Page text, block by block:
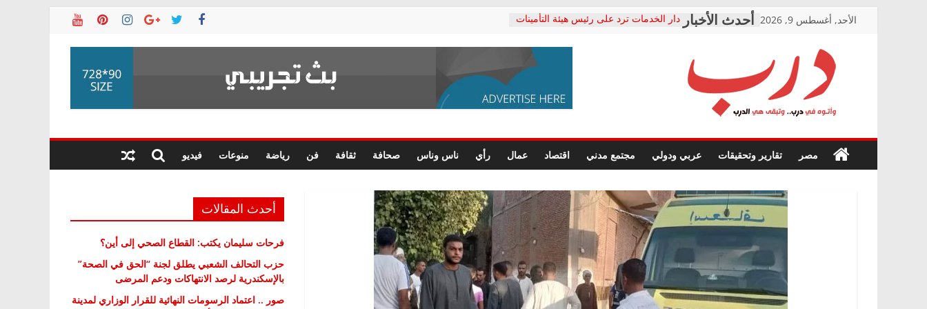
الأحد, أغسطس 9, 2026
دار الخدمات ترد على رئيس هيئة التأمينات
معاناة أصحاب المعاشات.. ونطالب بكشف
فرحات سليمان يكتب: القطاع الصحي إلى
حزب التحالف الشعبي يطلق لجنة “الحق
صور .. اعتماد الرسومات النهائية للقرار
الوزاري لمدينة الصحفيين.. وانتهاء أعمال
إنشاء المبنى الإداري
متابعة قضية الدكتور محمد زهران.. ويؤكد:
قرينة البراءة وضمانات المحاكمة العادلة
حق أصيل
درب
في
درب..
مصر تقارير وتحقيقات عربي ودولي مجتمع مدني اقتصاد عمال رأي ناس وناس صحافة ثقافة فن رياضة منوعات فيديو
أحدث المقالات
فرحات سليمان يكتب: القطاع الصحي إلى أين؟
حزب التحالف الشعبي يطلق لجنة “الحق في الصحة”
بالإسكندرية لرصد الانتهاكات ودعم المرضى
صور .. اعتماد الرسومات النهائية للقرار الوزاري لمدينة